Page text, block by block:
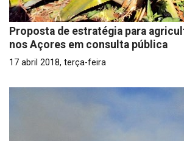
Proposta de estratégia para
nos Açores em consulta pública
17 abril 2018, terça-feira